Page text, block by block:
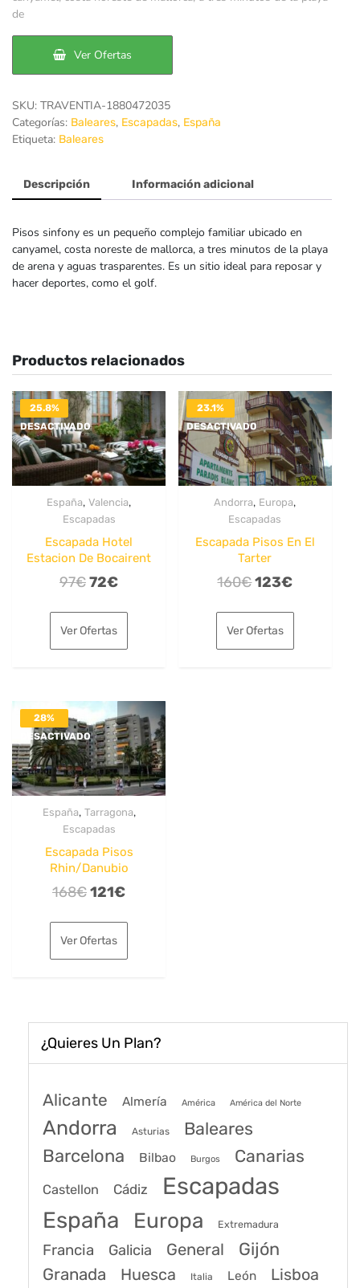
43€.39€.
de
Ver Ofertas
SKU: TRAVENTIA-1880472035
Categorías: Baleares, Escapadas, España
Etiqueta: Baleares
Descripción Información adicional
Pisos sinfony es un pequeño complejo familiar ubicado en
canyamel, costa noreste de mallorca, a tres minutos de la playa
de arena y aguas trasparentes. Es un sitio ideal para reposar y
hacer deportes, como el golf.
Productos relacionados
25.8%
DESACTIVADO
España,Valencia,
Escapadas
Escapada Hotel
Estacion De Bocairent
97€El
original
era:
72€El
es:
Ver Ofertas
23.1%
DESACTIVADO
Andorra, Europa,
Escapadas
Escapada Pisos En El
Tarter
160€El
original
era:
123€El
es:
Ver Ofertas
28%
DESACTIVADO
España, Tarragona,
Escapadas
Escapada Pisos
Rhin/Danubio
168€El
original
era:
121€El
es:
Ver Ofertas
¿Quieres Un Plan?
Alicante Almería América América del Norte
Andorra Asturias Baleares
Barcelona Bilbao Burgos Canarias
Castellon Cádiz Escapadas
España Europa Extremadura
Francia Galicia General Gijón
Granada Huesca Italia León Lisboa